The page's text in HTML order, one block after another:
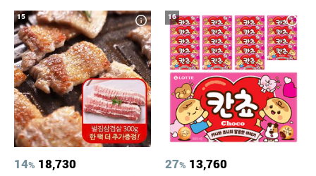
15
14% 18,730
16
27% 13,760